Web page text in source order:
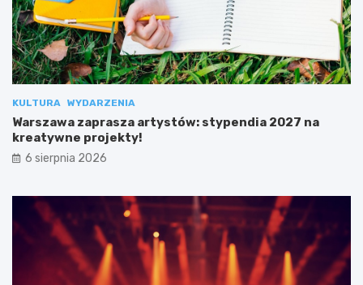
KULTURA WYDARZENIA
Warszawa zaprasza artystów: stypendia 2027 na
kreatywne projekty!
6 sierpnia 2026